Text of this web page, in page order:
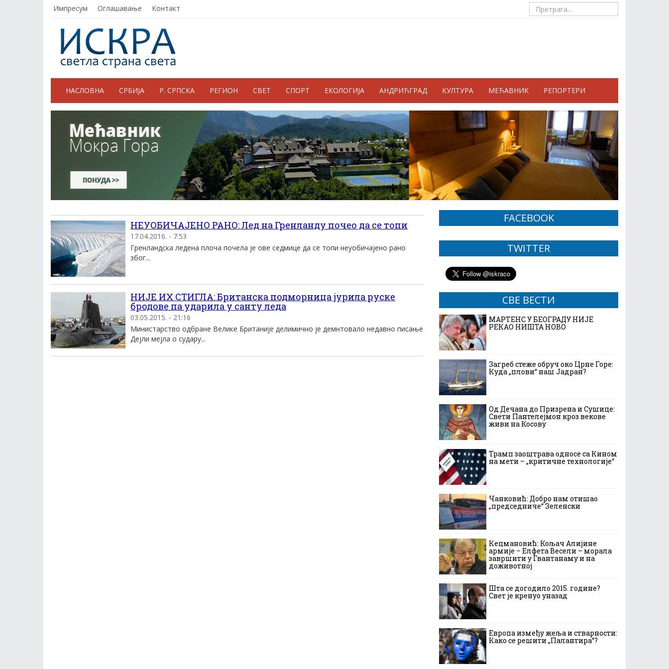
Импресум Оглашавање Контакт
НАСЛОВНА СРБИЈА Р. СРПСКА РЕГИОН СВЕТ СПОРТ ЕКОЛОГИЈА АНДРИЋГРАД КУЛТУРА МЕЋАВНИК РЕПОРТЕРИ
НЕУОБИЧАЈЕНО РАНО: Лед на Гренланду почео да се топи
17.04.2016. - 7:53
Гренландска ледена плоча почела је ове седмице да се топи неуобичајено рано
због...
НИЈЕ ИХ СТИГЛА: Британска подморница јурила руске
бродове па ударила у санту леда
03.05.2015. - 21:16
Министарство одбране Велике Британије делимично је демнтовало недавно писање
Дејли мејла о судару...
FACEBOOK
TWITTER
СВЕ ВЕСТИ
МАРТЕНС У БЕОГРАДУ НИЈЕ
РЕКАО НИШТА НОВО
Загреб стеже обруч око Црне Горе:
Куда „плови“ наш Јадран?
Од Дечана до Призрена и Сушице:
Свети Пантелејмон кроз векове
живи на Косову
Трамп заоштрава односе са Кином
на мети – „критичне технологије“
Чанковић: Добро нам отишао
„председниче“ Зеленски
Кецмановић: Кољач Алијине
армије – Елфета Весели – морала
завршити у Гвантанаму и на
доживотној
Шта се догодило 2015. године?
Свет је кренуо уназад
Европа између жеља и стварности:
Како се решити „Палантира“?